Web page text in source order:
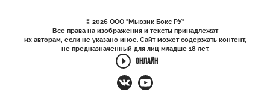
© 2026 ООО "Мьюзик Бокс РУ"
Все права на изображения и тексты принадлежат
их авторам, если не указано иное. Сайт может содержать контент,
не предназначенный для лиц младше 18 лет.
ОНЛАЙН